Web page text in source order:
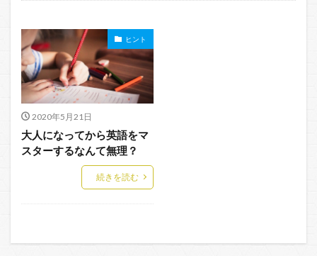
ヒント
2020年5月21日
大人になってから英語をマ
スターするなんて無理？
続きを読む